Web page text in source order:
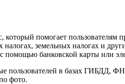
который помогает
налогах, земельных налогах и
помощью банковской карты или
пользователей в базах ГИБДД,
фото.